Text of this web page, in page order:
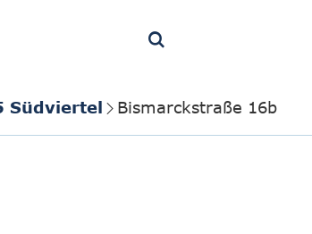
Südviertel Bismarckstraße 16b